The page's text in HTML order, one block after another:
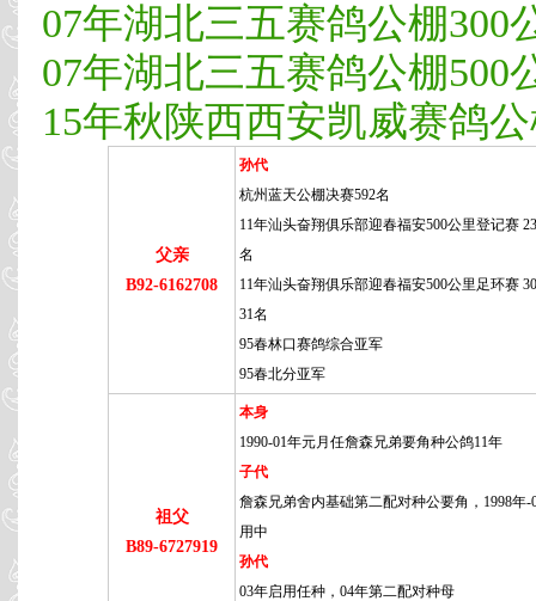
07年湖北三五赛鸽公棚300
07年湖北三五赛鸽公棚500
15年秋陕西西安凯威赛鸽
父亲
B92-6162708
孙代
杭州蓝天公棚决赛592名
11年汕头奋翔俱乐部迎春福安500公里登记赛
名
11年汕头奋翔俱乐部迎春福安500公里足环赛
31名
95春林口赛鸽综合亚军
95春北分亚军
祖父
B89-6727919
本身
1990-01年元月任詹森兄弟要角种公鸽11年
子代
詹森兄弟舍内基础第二配对种公要角，1998年-
用中
孙代
03年启用任种，04年第二配对种母